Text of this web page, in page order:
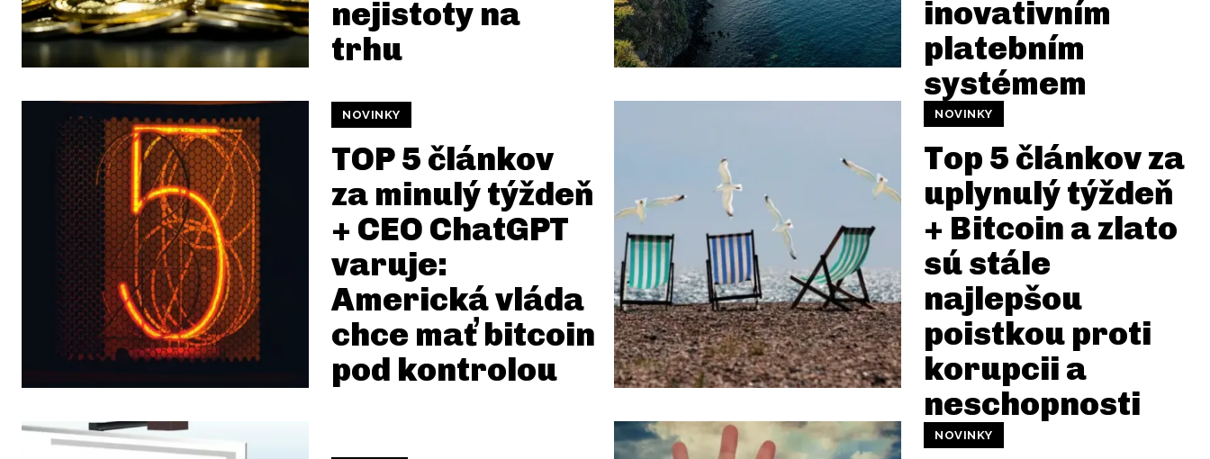
nejistoty na
trhu
inovativním
platebním
systémem
NOVINKY
TOP 5 článkov
za minulý týždeň
+ CEO ChatGPT
varuje:
Americká vláda
chce mať bitcoin
pod kontrolou
NOVINKY
Top 5 článkov za
uplynulý týždeň
+ Bitcoin a zlato
sú stále
najlepšou
poistkou proti
korupcii a
neschopnosti
NOVINKY